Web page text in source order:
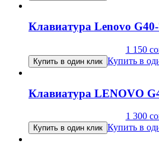
Клавиатура Lenovo
1 150
Купить в один клик Купить в
Клавиатура LENOVO
1 300
Купить в один клик Купить в